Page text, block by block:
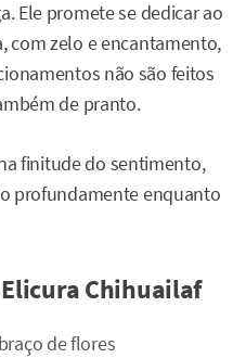
Ele promete se dedicar ao
com zelo e encantamento,
não são feitos
de pranto.
finitude do sentimento,
profundamente enquanto
Chihuailaf
de flores